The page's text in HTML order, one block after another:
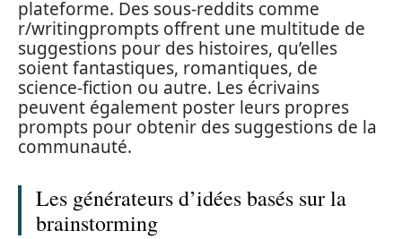
plateforme. Des sous-reddits comme
r/writingprompts offrent une multitude de
suggestions pour des histoires, qu’elles
soient fantastiques, romantiques, de
science-fiction ou autre. Les écrivains
peuvent également poster leurs propres
prompts pour obtenir des suggestions de la
communauté.
Les générateurs d’idées basés sur la
brainstorming